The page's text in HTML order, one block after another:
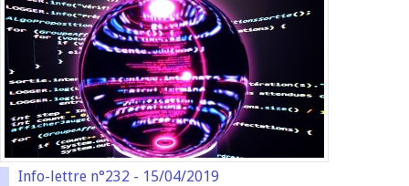
Info-lettre n°232 - 15/04/2019